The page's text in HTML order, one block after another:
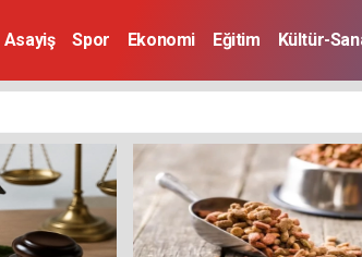
Asayiş Spor Ekonomi Eğitim Kültür-